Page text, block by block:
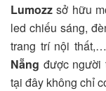
Lumozz sở hữu
led chiếu sáng,
trang trí nội
Nẵng được người
tại đây không chỉ